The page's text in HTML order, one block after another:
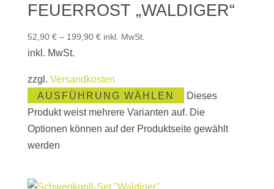
FEUERROST „WALDIGER“
52,90 €– 199,90 € inkl. MwSt.
inkl. MwSt.
zzgl. Versandkosten
AUSFÜHRUNG WÄHLEN
Dieses
Produkt weist mehrere Varianten auf. Die
Optionen können auf der Produktseite gewählt
werden